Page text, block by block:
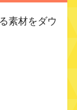
素材をダウ